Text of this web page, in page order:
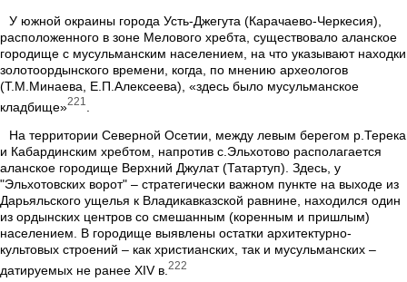
У южной окраины города Усть-Джегута (Карачаево-Черкесия),
расположенного в зоне Мелового хребта, существовало аланское
городище с мусульманским населением, на что указывают находки
золотоордынского времени, когда, по мнению археологов
(Т.М.Минаева, Е.П.Алексеева), «здесь было мусульманское
кладбище»221
На территории Северной Осетии, между левым берегом р.Терека
и Кабардинским хребтом, напротив с.Эльхотово располагается
аланское городище Верхний Джулат (Татартуп). Здесь, у
"Эльхотовских ворот" – стратегически важном пункте на выходе из
Дарьяльского ущелья к Владикавказской равнине, находился один
из ордынских центров со смешанным (коренным и пришлым)
населением. В городище выявлены остатки архитектурно-
культовых строений – как христианских, так и мусульманских –
датируемых не ранее ХIV в. 222